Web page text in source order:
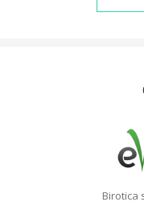
Birotica